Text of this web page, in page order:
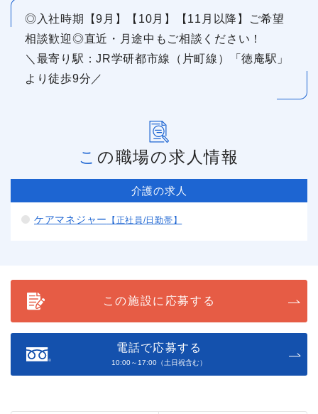
◎入社時期【9月】【10月】【11月以降】ご希望
相談歓迎◎直近・月途中もご相談ください！
＼最寄り駅：JR学研都市線（片町線）「徳庵駅」
より徒歩9分／
この職場の求人情報
介護の求人
ケアマネジャー 【正社員/日勤帯】
この施設に応募する
電話で応募する
10:00～17:00（土日祝含む）